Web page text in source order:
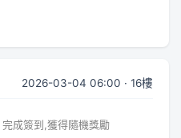
2026-03-04 06:00 · 16樓
完成簽到,獲得隨機獎勵